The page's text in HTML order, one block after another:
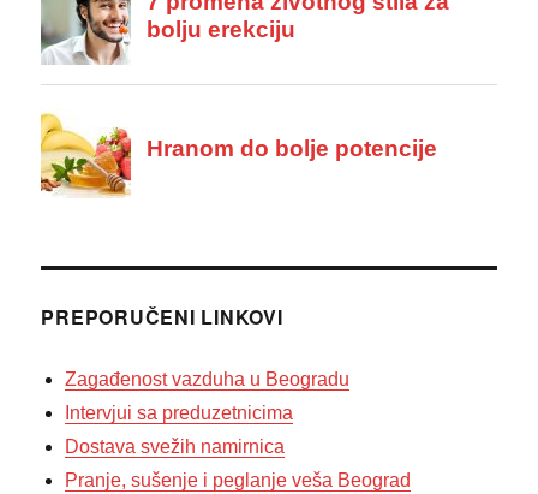
PREPORUČENI LINKOVI
Zagađenost vazduha u Beogradu
Intervjui sa preduzetnicima
Dostava svežih namirnica
Pranje, sušenje i peglanje veša Beograd